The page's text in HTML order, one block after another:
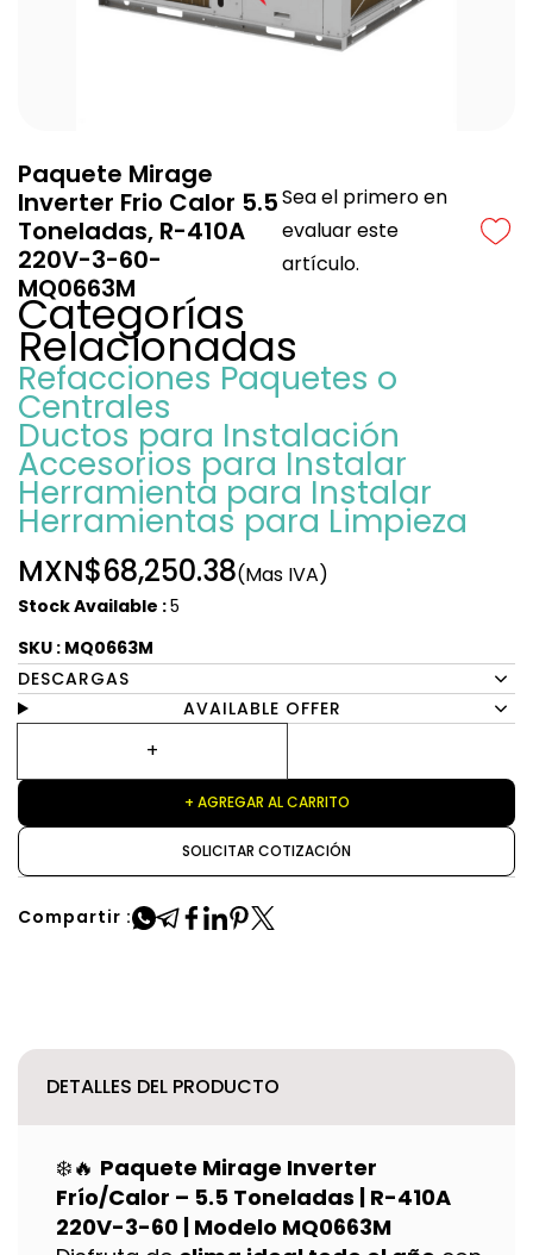
Paquete Mirage
Inverter Frio Calor 5.5
Toneladas, R-410A
220V-3-60-
MQ0663M
Sea el primero en
evaluar este
artículo.
Categorías
Relacionadas
Refacciones Paquetes o
Centrales
Ductos para Instalación
Accesorios para Instalar
Herramienta para Instalar
Herramientas para Limpieza
MXN$68,250.38(Mas IVA)
Stock Available :5
SKU : MQ0663M
DESCARGAS
AVAILABLE OFFER
+ AGREGAR AL CARRITO
SOLICITAR COTIZACIÓN
Compartir :
DETALLES DEL PRODUCTO
❄️🔥 Paquete Mirage Inverter
Frío/Calor – 5.5 Toneladas | R-410A
220V-3-60 | Modelo MQ0663M